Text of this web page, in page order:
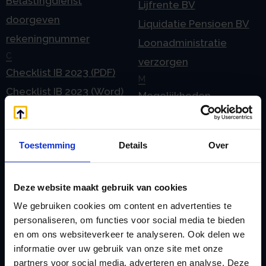
Toestemming Details Over
Deze website maakt gebruik van cookies
We gebruiken cookies om content en advertenties te
personaliseren, om functies voor social media te bieden
en om ons websiteverkeer te analyseren. Ook delen we
informatie over uw gebruik van onze site met onze
partners voor social media, adverteren en analyse. Deze
doorgeven
rekeningnummer
C
Checklist IB 2023 (PDF)
Checklist IB 2023 (Word)
Checklist IB 2024 (PDF)
Checklist IB 2024 (Word)
Checklist IB 2025 (PDF)
Contact
eHerkenning voor uw
Stamrecht BV
Emigratie
Lijfrente BV
Liquidatie Pensioen BV
Loonadministratie
verzorgen
M
Mogelijkheden
Stamrecht BV
O
ODV BV
BV
Onzakelijke lening
Stamrecht BV
Oprichten BV door
StamrechtBV.com